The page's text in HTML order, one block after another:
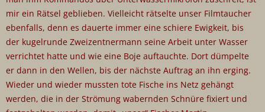
mir ein Rätsel geblieben. Vielleicht rätselte unser Filmtaucher
ebenfalls, denn es dauerte immer eine schiere Ewigkeit, bis
der kugelrunde Zweizentnermann seine Arbeit unter Wasser
verrichtet hatte und wie eine Boje auftauchte. Dort dümpelte
er dann in den Wellen, bis der nächste Auftrag an ihn erging.
Wieder und wieder mussten tote Fische ins Netz gehängt
werden, die in der Strömung wabernden Schnüre fixiert und